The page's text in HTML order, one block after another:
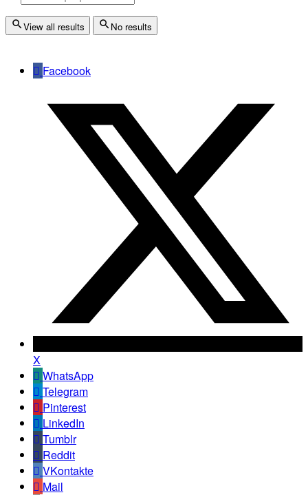
View all results No results
Facebook
X
WhatsApp
Telegram
Pinterest
LinkedIn
Tumblr
Reddit
VKontakte
Mail